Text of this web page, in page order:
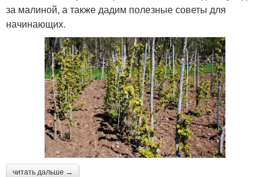
за малиной, а также дадим полезные советы для
начинающих.
читать дальше →